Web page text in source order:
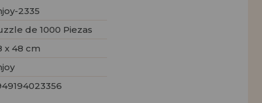
2335
de 1000 Piezas
x 48 cm